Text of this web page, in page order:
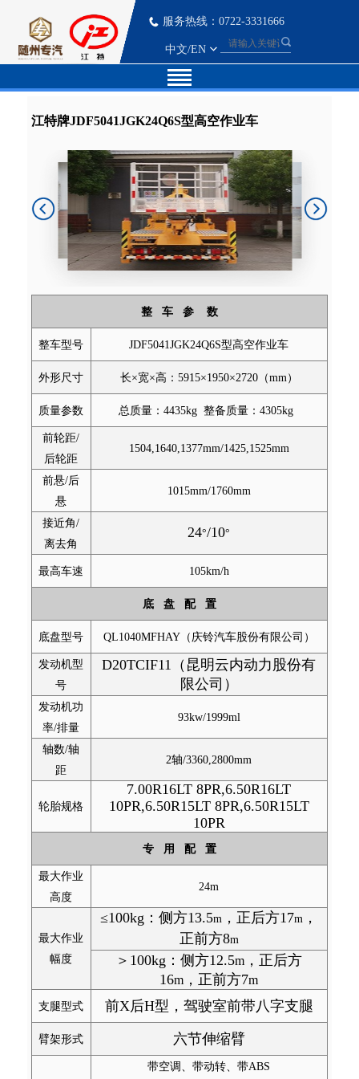
服务热线：0722-3331666
中文/EN
江特牌JDF5041JGK24Q6S型高空作业车
整 车 参 数
整车型号 JDF5041JGK24Q6S型高空作业车
外形尺寸 长×宽×高：5915×1950×2720（mm）
质量参数 总质量：4435kg 整备质量：4305kg
前轮距/
后轮距
1504,1640,1377mm/1425,1525mm
前悬/后
悬
1015mm/1760mm
接近角/
离去角
24°/10°
最高车速 105km/h
底 盘 配 置
底盘型号 QL1040MFHAY（庆铃汽车股份有限公司）
发动机型
号
D20TCIF11（昆明云内动力股份有
限公司）
发动机功
率/排量
93kw/1999ml
轴数/轴
距
2轴/3360,2800mm
轮胎规格
7.00R16LT 8PR,6.50R16LT
10PR,6.50R15LT 8PR,6.50R15LT
10PR
专 用 配 置
最大作业
高度
24m
最大作业
幅度
≤100kg：侧方13.5m ，正后方17m ，
正前方8m
＞100kg：侧方12.5m ，正后方
16m ，正前方7m
支腿型式 前X后H型，驾驶室前带八字支腿
臂架形式 六节伸缩臂
带空调、带动转、带ABS